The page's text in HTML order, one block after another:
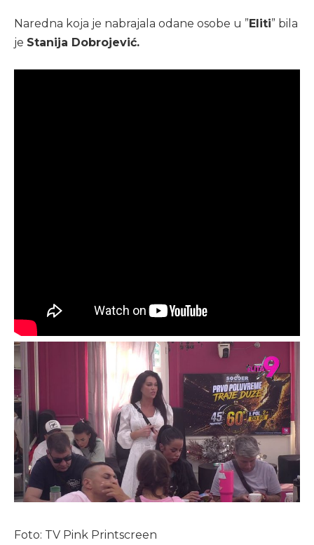
Naredna koja je nabrajala odane osobe u ”Eliti” bila
je Stanija Dobrojević.
Foto: TV Pink Printscreen